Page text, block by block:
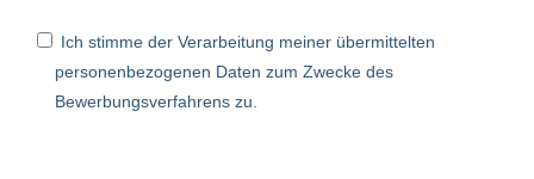
Ich stimme der Verarbeitung meiner übermittelten
personenbezogenen Daten zum Zwecke des
Bewerbungsverfahrens zu.